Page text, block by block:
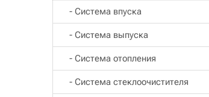
- Система впуска
- Система выпуска
- Система отопления
- Система стеклоочистителя